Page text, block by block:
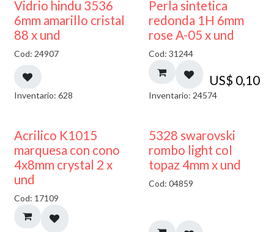
Vidrio hindu 3536
6mm amarillo cristal
88 x und
Cod: 24907
Inventario: 628
Perla sintetica
redonda 1H 6mm
rose A-05 x und
Cod: 31244
US$ 0,10
Inventario: 24574
50% DESCUENTO
Acrilico K1015
marquesa con cono
4x8mm crystal 2 x
und
Cod: 17109
5328 swarovski
rombo light col
topaz 4mm x und
Cod: 04859